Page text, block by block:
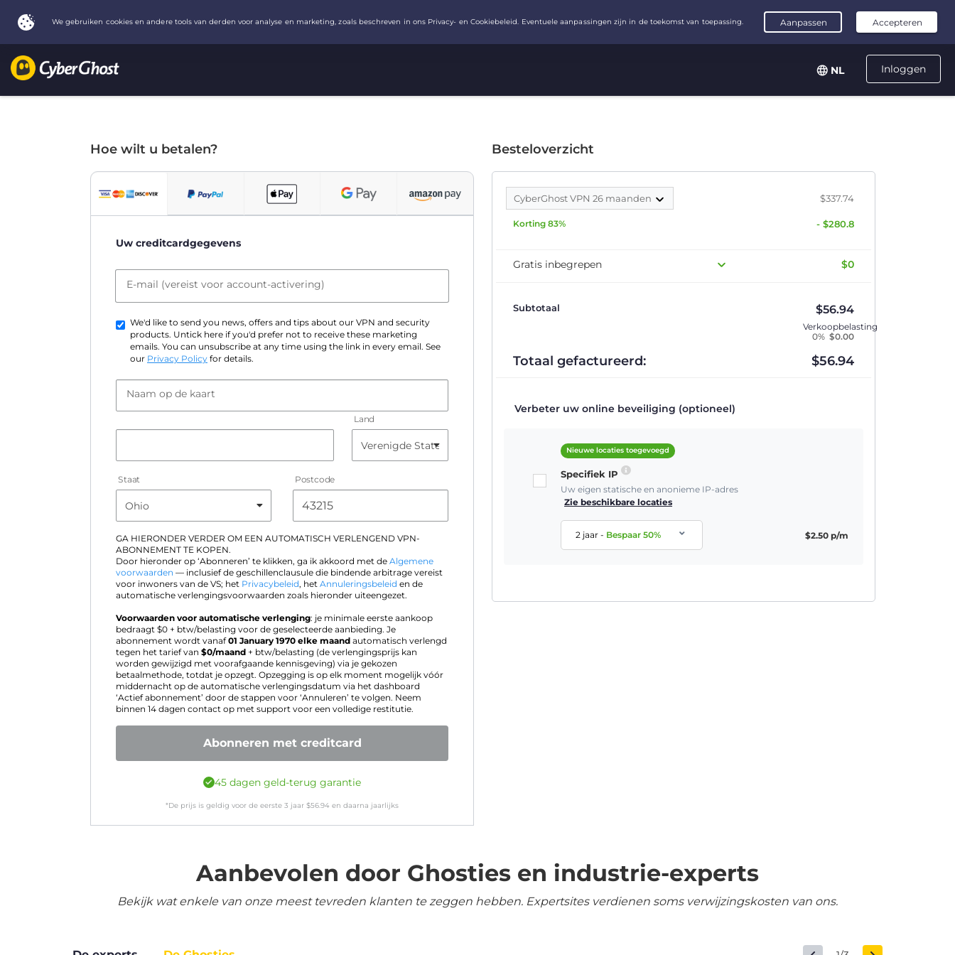
Inloggen
NL
Hoe wilt u betalen?
Uw creditcardgegevens
E-mail (vereist voor account-activering)
We'd like to send you news, offers and tips about our VPN and security
products. Untick here if you'd prefer not to receive these marketing
emails. You can unsubscribe at any time using the link in every email. See
our Privacy Policy for details.
Naam op de kaart
Land
Staat Postcode
GA HIERONDER VERDER OM EEN AUTOMATISCH VERLENGEND VPN-
ABONNEMENT TE KOPEN.
Door hieronder op ‘Abonneren’ te klikken, ga ik akkoord met de Algemene
voorwaarden — inclusief de geschillenclausule die bindende arbitrage vereist
voor inwoners van de VS; het Privacybeleid, het Annuleringsbeleid en de
automatische verlengingsvoorwaarden zoals hieronder uiteengezet.
Voorwaarden voor automatische verlenging: je minimale eerste aankoop
bedraagt $0 + btw/belasting voor de geselecteerde aanbieding. Je
abonnement wordt vanaf01 January 1970 elke maand automatisch verlengd
tegen het tarief van $0/maand + btw/belasting (de verlengingsprijs kan
worden gewijzigd met voorafgaande kennisgeving) via je gekozen
betaalmethode, totdat je opzegt. Opzegging is op elk moment mogelijk vóór
middernacht op de automatische verlengingsdatum via het dashboard
‘Actief abonnement’ door de stappen voor ‘Annuleren’ te volgen. Neem
binnen 14 dagen contact op met support voor een volledige restitutie.
Abonneren met creditcard
45 dagen geld-terug garantie
*De prijs is geldig voor de eerste 3 jaar $56.94 en daarna jaarlijks
Besteloverzicht
CyberGhost VPN 26 maanden $337.74
Korting 83% - $280.8
Gratis inbegrepen $0
Subtotaal $56.94
Verkoopbelasting
0% $0.00
Totaal gefactureerd: $56.94
Verbeter uw online beveiliging (optioneel)
Nieuwe locaties toegevoegd
Specifiek IP
Uw eigen statische en anonieme IP-adres
Zie beschikbare locaties
2 jaar- Bespaar50% $2.50 p/m
Aanbevolen door Ghosties en industrie-experts
Bekijk wat enkele van onze meest tevreden klanten te zeggen hebben. Expertsites verdienen soms verwijzingskosten van ons.